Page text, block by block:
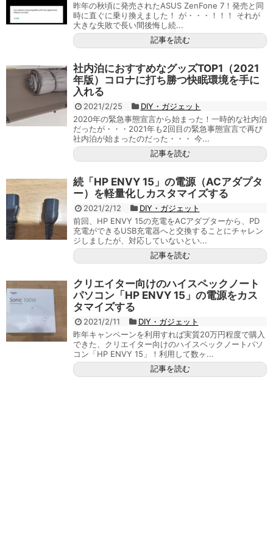
昨年の秋頃に発売されたASUS ZenFone 7！発売と同
時に直ぐに乗り換えました！ が・・・！！！ それが
大きな失敗で長い間後悔し続...
記事を読む
社内泊におすすめなグッズTOP1（2021
年版）コロナに打ち勝つ快眠環境を手に
入れる
2021/2/25
DIY・ガジェット
2020年の緊急事態宣言から始まった！一時的な社内泊
だったが・・・2021年も2回目の緊急事態宣言で再び
社内泊が始まったのだった・・・ 今...
記事を読む
続「HP ENVY 15」の電源（ACアダプタ
ー）を軽量化しカスタマイズする
2021/2/12
DIY・ガジェット
前回、HP ENVY 15の充電をACアダプターから、PD
充電ができるUSB充電器へと交換することにチャレン
ジしましたが、対応していないとい...
記事を読む
クリエイター向けのハイスペックノート
パソコン「HP ENVY 15」の電源をカス
タマイズする
2021/2/11
DIY・ガジェット
昨年キャンペーンを利用すれば実質20万円程度で購入
できた、クリエイター向けのハイスペックノートパソ
コン「HP ENVY 15」！利用して数ヶ...
記事を読む